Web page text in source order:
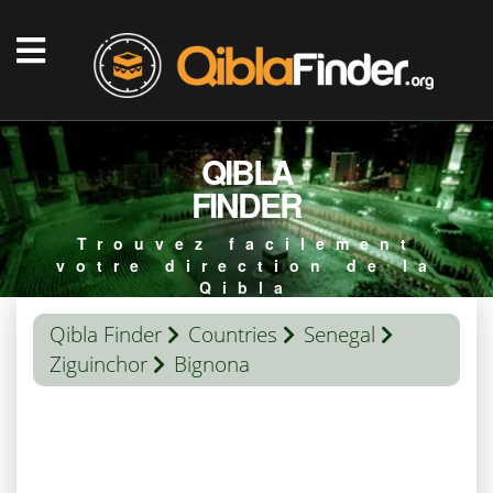
QIBLA
FINDER
Trouvez facilement
votre direction de la
Qibla
Qibla Finder Countries
Senegal
Ziguinchor
Bignona